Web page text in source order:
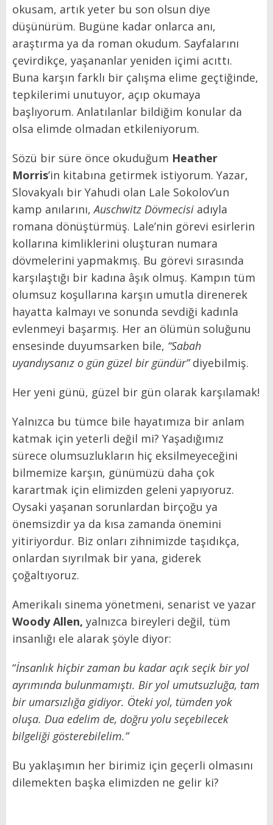
okusam, artık yeter bu son olsun diye
düşünürüm. Bugüne kadar onlarca anı,
araştırma ya da roman okudum. Sayfalarını
çevirdikçe, yaşananlar yeniden içimi acıttı.
Buna karşın farklı bir çalışma elime geçtiğinde,
tepkilerimi unutuyor, açıp okumaya
başlıyorum. Anlatılanlar bildiğim konular da
olsa elimde olmadan etkileniyorum.
Sözü bir süre önce okuduğum Heather
Morris’in kitabına getirmek istiyorum. Yazar,
Slovakyalı bir Yahudi olan Lale Sokolov’un
kamp anılarını,Auschwitz Dövmecisi adıyla
romana dönüştürmüş. Lale’nin görevi esirlerin
kollarına kimliklerini oluşturan numara
dövmelerini yapmakmış. Bu görevi sırasında
karşılaştığı bir kadına âşık olmuş. Kampın tüm
olumsuz koşullarına karşın umutla direnerek
hayatta kalmayı ve sonunda sevdiği kadınla
evlenmeyi başarmış. Her an ölümün soluğunu
ensesinde duyumsarken bile, “Sabah
uyandıysanız o gün güzel bir gündür”diyebilmiş.
Her yeni günü, güzel bir gün olarak karşılamak!
Yalnızca bu tümce bile hayatımıza bir anlam
katmak için yeterli değil mi? Yaşadığımız
sürece olumsuzlukların hiç eksilmeyeceğini
bilmemize karşın, günümüzü daha çok
karartmak için elimizden geleni yapıyoruz.
Oysaki yaşanan sorunlardan birçoğu ya
önemsizdir ya da kısa zamanda önemini
yitiriyordur. Biz onları zihnimizde taşıdıkça,
onlardan sıyrılmak bir yana, giderek
çoğaltıyoruz.
Amerikalı sinema yönetmeni, senarist ve yazar
Woody Allen, yalnızca bireyleri değil, tüm
insanlığı ele alarak şöyle diyor:
“İnsanlık hiçbir zaman bu kadar açık seçik bir yol
ayrımında bulunmamıştı. Bir yol umutsuzluğa, tam
bir umarsızlığa gidiyor. Öteki yol, tümden yok
oluşa. Dua edelim de, doğru yolu seçebilecek
bilgeliği gösterebilelim.”
Bu yaklaşımın her birimiz için geçerli olmasını
dilemekten başka elimizden ne gelir ki?